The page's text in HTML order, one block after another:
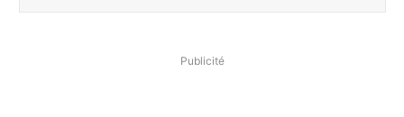
Publicité